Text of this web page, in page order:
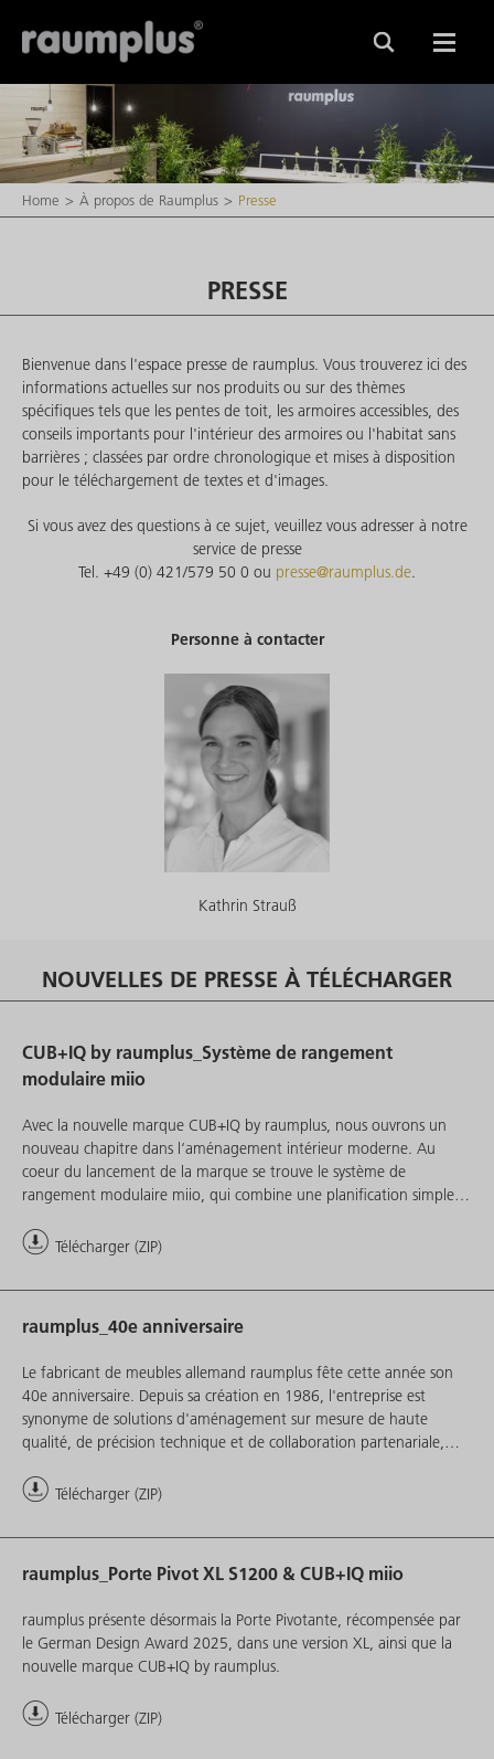
Home À propos de Raumplus Presse
PRESSE
Bienvenue dans l'espace presse de raumplus. Vous trouverez ici des
informations actuelles sur nos produits ou sur des thèmes
spécifiques tels que les pentes de toit, les armoires accessibles, des
conseils importants pour l'intérieur des armoires ou l'habitat sans
barrières ; classées par ordre chronologique et mises à disposition
pour le téléchargement de textes et d'images.
Si vous avez des questions à ce sujet, veuillez vous adresser à notre
service de presse
Tel. +49 (0) 421/579 50 0 ou presse@raumplus.de.
Personne à contacter
Kathrin Strauß
NOUVELLES DE PRESSE À TÉLÉCHARGER
CUB+IQ by raumplus_Système de rangement
modulaire miio
Avec la nouvelle marque CUB+IQ by raumplus, nous ouvrons un
nouveau chapitre dans l‘aménagement intérieur moderne. Au
coeur du lancement de la marque se trouve le système de
rangement modulaire miio, qui combine une planification simple,
individuelles dans un concept bien pensé.
Télécharger (ZIP)
raumplus_40e anniversaire
Le fabricant de meubles allemand raumplus fête cette année son
40e anniversaire. Depuis sa création en 1986, l'entreprise est
synonyme de solutions d'aménagement sur mesure de haute
qualité, de précision technique et de collaboration partenariale,
Télécharger (ZIP)
raumplus_Porte Pivot XL S1200 & CUB+IQ miio
raumplus présente désormais la Porte Pivotante, récompensée par
le German Design Award 2025, dans une version XL, ainsi que la
nouvelle marque CUB+IQ by raumplus.
Télécharger (ZIP)